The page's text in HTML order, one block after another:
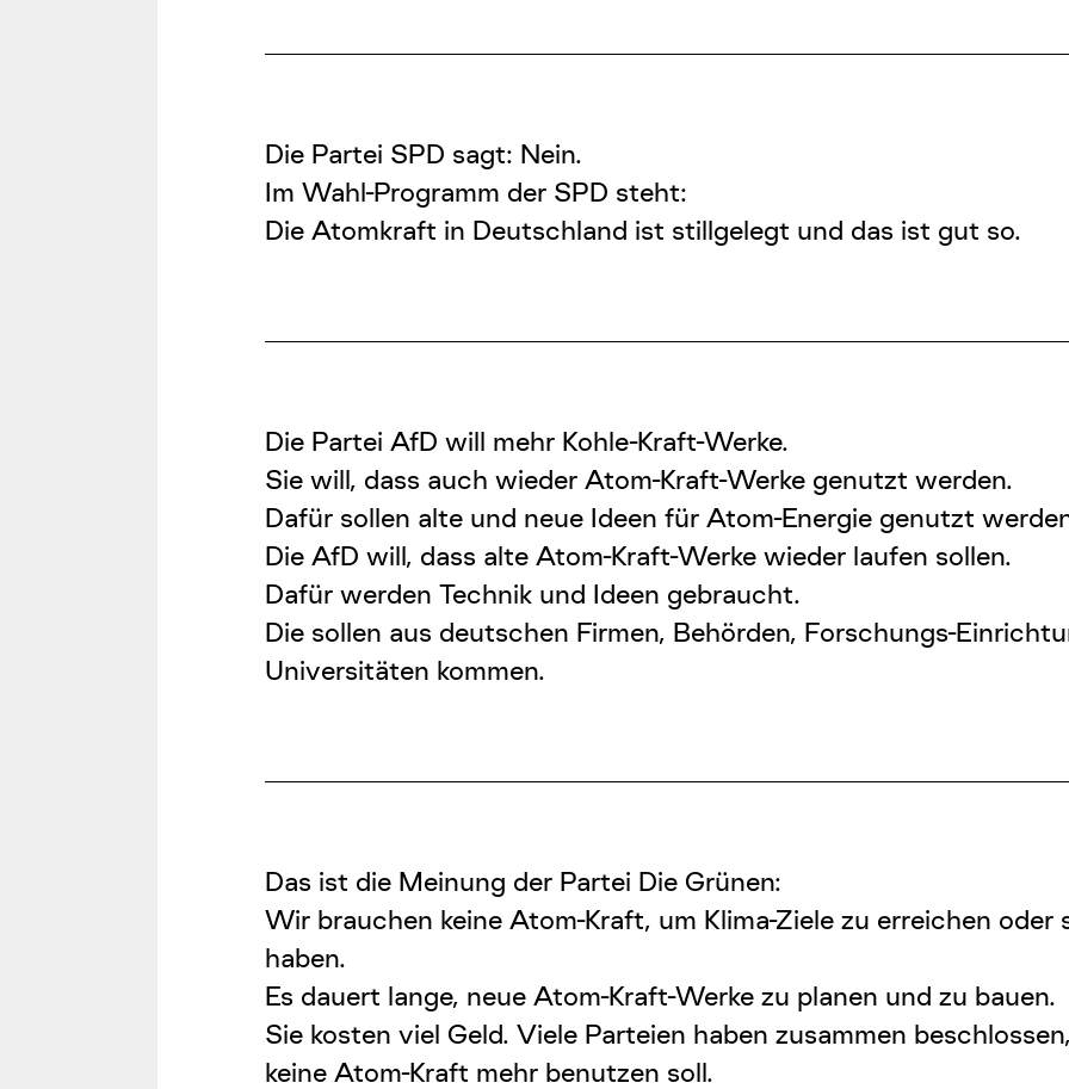
Die Partei SPD sagt: Nein.
Im Wahl-Programm der SPD steht:
Die Atomkraft in Deutschland ist stillgelegt und das ist gut so.
Die Partei AfD will mehr Kohle-Kraft-Werke.
Sie will, dass auch wieder Atom-Kraft-Werke genutzt werden.
Dafür sollen alte und neue Ideen für Atom-Energie genutzt
Die AfD will, dass alte Atom-Kraft-Werke wieder laufen sollen.
Dafür werden Technik und Ideen gebraucht.
Die sollen aus deutschen Firmen, Behörden, Forschungs-
Universitäten kommen.
Das ist die Meinung der Partei Die Grünen:
Wir brauchen keine Atom-Kraft, um Klima-Ziele zu erreichen oder
haben.
Es dauert lange, neue Atom-Kraft-Werke zu planen und zu bauen.
Sie kosten viel Geld. Viele Parteien haben zusammen
keine Atom-Kraft mehr benutzen soll.